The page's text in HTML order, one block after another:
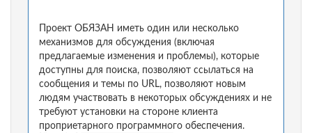
Проект ОБЯЗАН иметь один или несколько
механизмов для обсуждения (включая
предлагаемые изменения и проблемы), которые
доступны для поиска, позволяют ссылаться на
сообщения и темы по URL, позволяют новым
людям участвовать в некоторых обсуждениях и не
требуют установки на стороне клиента
проприетарного программного обеспечения.